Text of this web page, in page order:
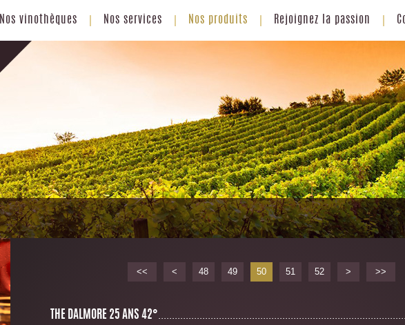
Nos vinothèques Nos services Nos produits Rejoignez la passion
<< < 48 49 50 51 52 > >>
THE DALMORE 25 ANS 42°